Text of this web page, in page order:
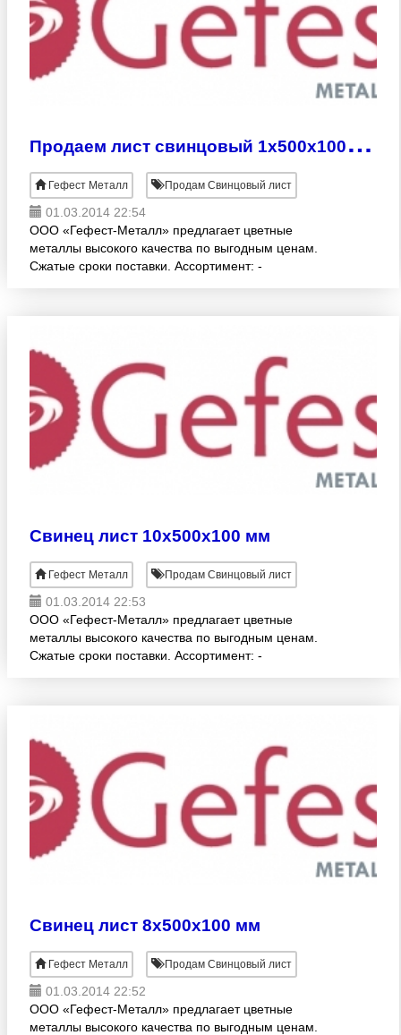
П
родаем лист свинцовый 1х500х1000 мм
Гефест Металл Продам Свинцовый лист
01.03.2014 22:54
ООО «Гефест-Металл» предлагает цветные
металлы высокого качества по выгодным ценам.
Сжатые сроки поставки. Ассортимент: -
Свинец лист 10х500х100 мм
Гефест Металл Продам Свинцовый лист
01.03.2014 22:53
ООО «Гефест-Металл» предлагает цветные
металлы высокого качества по выгодным ценам.
Сжатые сроки поставки. Ассортимент: -
Свинец лист 8х500х100 мм
Гефест Металл Продам Свинцовый лист
01.03.2014 22:52
ООО «Гефест-Металл» предлагает цветные
металлы высокого качества по выгодным ценам.